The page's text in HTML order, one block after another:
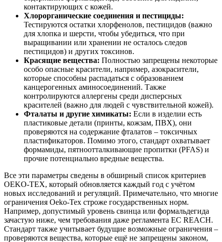
контактирующих с кожей.
Хлорорганические соединения и пестициды:
Тестируются остатки хлорфенолов, пестицидов (важно
для хлопка и шерсти, чтобы убедиться, что при
выращивании или хранении не осталось следов
пестицидов) и других токсинов.
Красящие вещества: Полностью запрещены некоторые
особо опасные красители, например, азокрасители,
которые способны распадаться с образованием
канцерогенных аминосоединений. Также
контролируются аллергены среди дисперсных
красителей (важно для людей с чувствительной кожей).
Фталаты и другие химикаты: Если в изделии есть
пластиковые детали (принты, кожзам, ПВХ), они
проверяются на содержание фталатов – токсичных
пластификаторов. Помимо этого, стандарт охватывает
формамиды, пятноотталкивающие пропитки (PFAS) и
прочие потенциально вредные вещества.
Все эти параметры сведены в обширный список критериев
OEKO-TEX, который обновляется каждый год с учётом
новых исследований и регуляций. Примечательно, что многие
ограничения Oeko-Tex строже государственных норм.
Например, допустимый уровень свинца или формальдегида
зачастую ниже, чем требования даже регламента ЕС REACH.
Стандарт также учитывает будущие возможные ограничения –
проверяются вещества, которые ещё не запрещены законом,